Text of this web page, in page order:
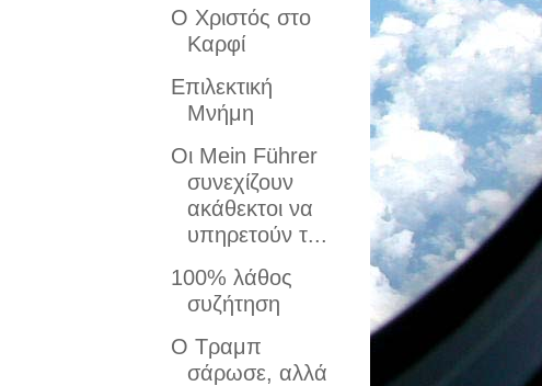
O Χριστός στο
Καρφί
Επιλεκτική
Μνήμη
Οι Mein Führer
συνεχίζουν
ακάθεκτοι να
υπηρετούν τ...
100% λάθος
συζήτηση
Ο Τραμπ
σάρωσε, αλλά